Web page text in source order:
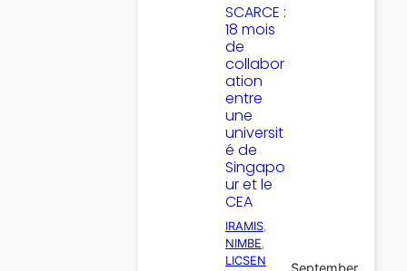
SCARCE :
18 mois
de
collabor
ation
entre
une
universit
é de
Singapo
ur et le
CEA
IRAMIS
NIMBE
LICSEN
September